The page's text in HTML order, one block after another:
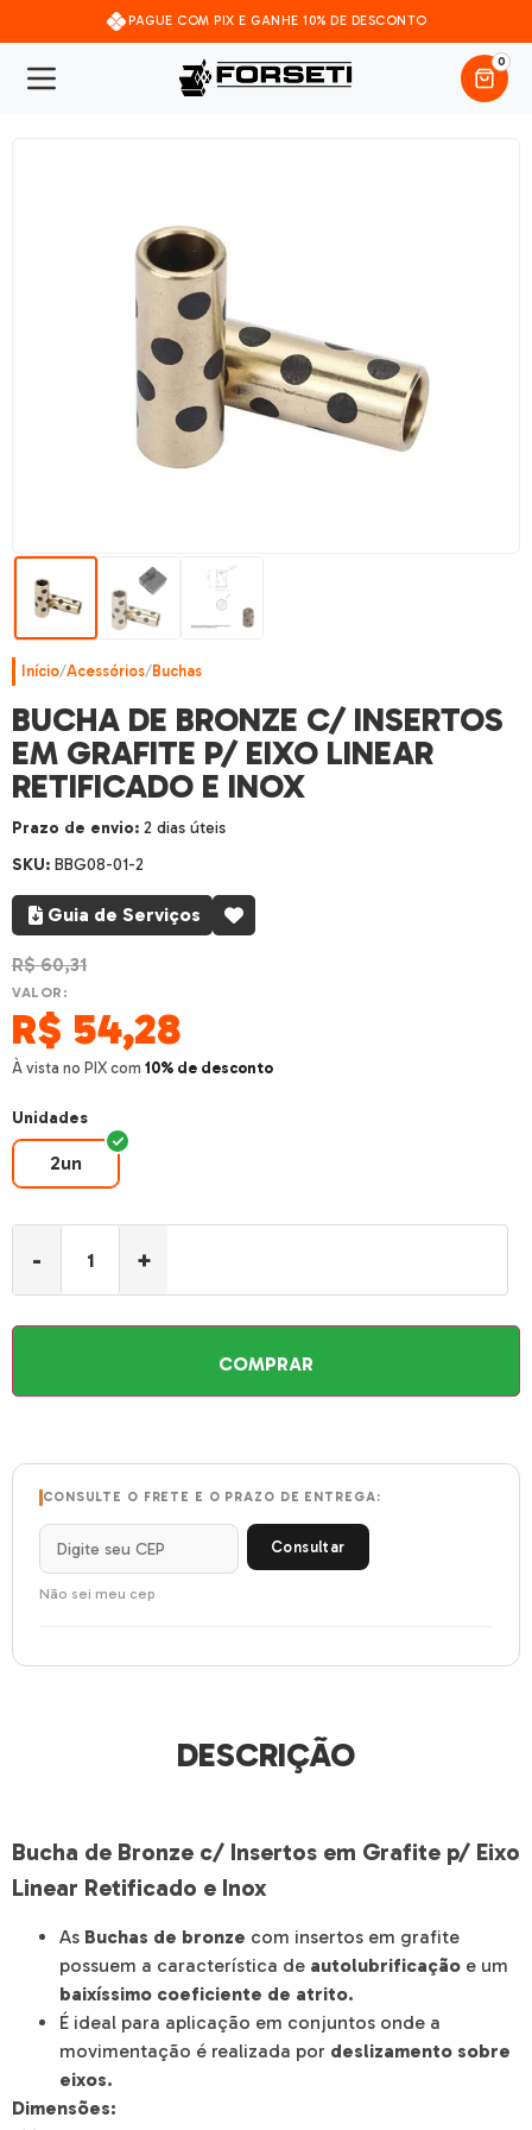
PAGUE COM PIX E GANHE 10% DE DESCONTO
0
Início/Acessórios/Buchas
BUCHA DE BRONZE C/ INSERTOS
EM GRAFITE P/ EIXO LINEAR
RETIFICADO E INOX
Prazo de envio: 2 dias úteis
SKU: BBG08-01-2
Guia de Serviços
R$60,31
VALOR:
R$ 54,28
À vista no PIX com 10% de desconto
Unidades
2un
- +
COMPRAR
CONSULTE O FRETE E O PRAZO DE ENTREGA:
Consultar
Não sei meu cep
DESCRIÇÃO
Bucha de Bronze c/ Insertos em Grafite p/ Eixo
Linear Retificado e Inox
As Buchas de bronze com insertos em grafite
possuem a característica de autolubrificação e um
baixíssimo coeficiente de atrito.
É ideal para aplicação em conjuntos onde a
movimentação é realizada por deslizamento sobre
eixos.
Dimensões: